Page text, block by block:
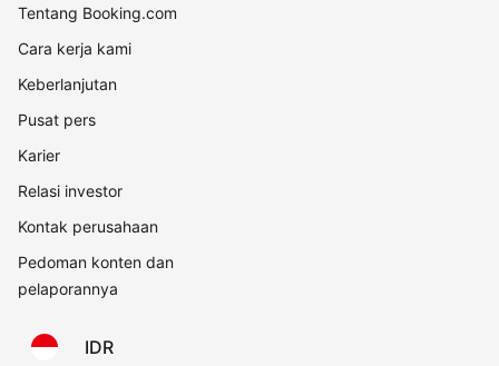
Tentang Booking.com
Cara kerja kami
Keberlanjutan
Pusat pers
Karier
Relasi investor
Kontak perusahaan
Pedoman konten dan
pelaporannya
IDR